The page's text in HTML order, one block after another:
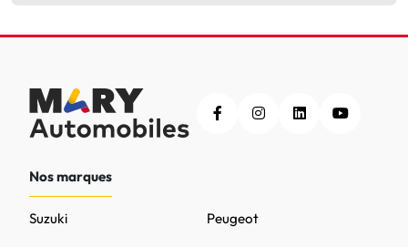
Nos marques
Peugeot
Suzuki